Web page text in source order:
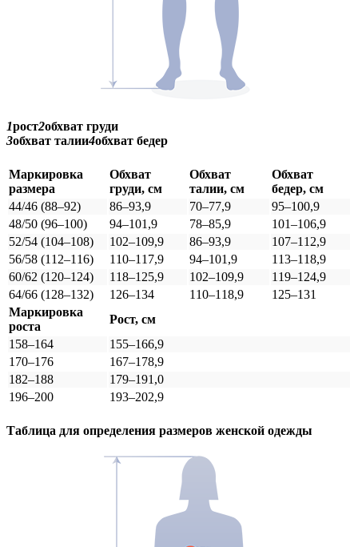
1рост2обхват груди
3обхват талии4обхват бедер
Маркировка
размера
Обхват
груди, см
Обхват
талии, см
Обхват
бедер, см
44/46 (88–92)
86–93,9 70–77,9
95–100,9
48/50 (96–100)
94–101,9 78–85,9
101–106,9
52/54 (104–108)
102–109,9 86–93,9
107–112,9
56/58 (112–116)
110–117,9 94–101,9
113–118,9
60/62 (120–124)
118–125,9 102–109,9
119–124,9
64/66 (128–132)
126–134 110–118,9
125–131
Маркировка
роста
Рост, см
158–164
155–166,9
170–176
167–178,9
182–188
179–191,0
196–200
193–202,9
Таблица для определения размеров женской одежды